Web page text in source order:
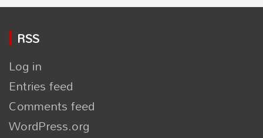
RSS
Log in
Entries feed
Comments feed
WordPress.org